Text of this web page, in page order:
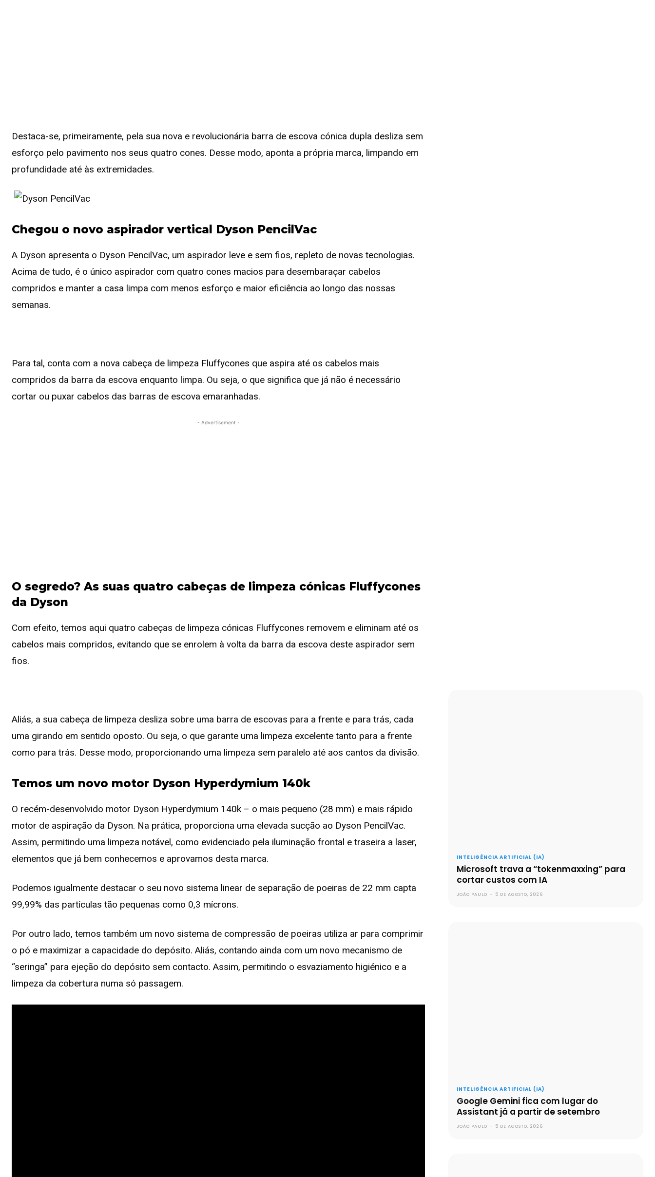
Destaca-se, primeiramente, pela sua nova e revolucionária barra de escova cónica dupla desliza sem
esforço pelo pavimento nos seus quatro cones. Desse modo, aponta a própria marca, limpando em
profundidade até às extremidades.
Chegou o novo aspirador vertical Dyson PencilVac
A Dyson apresenta o Dyson PencilVac, um aspirador leve e sem fios, repleto de novas tecnologias.
Acima de tudo, é o único aspirador com quatro cones macios para desembaraçar cabelos
compridos e manter a casa limpa com menos esforço e maior eficiência ao longo das nossas
semanas.
Para tal, conta com a nova cabeça de limpeza Fluffycones que aspira até os cabelos mais
compridos da barra da escova enquanto limpa. Ou seja, o que significa que já não é necessário
cortar ou puxar cabelos das barras de escova emaranhadas.
- Advertisement -
O segredo? As suas quatro cabeças de limpeza cónicas Fluffycones
da Dyson
Com efeito, temos aqui quatro cabeças de limpeza cónicas Fluffycones removem e eliminam até os
cabelos mais compridos, evitando que se enrolem à volta da barra da escova deste aspirador sem
fios.
Aliás, a sua cabeça de limpeza desliza sobre uma barra de escovas para a frente e para trás, cada
uma girando em sentido oposto. Ou seja, o que garante uma limpeza excelente tanto para a frente
como para trás. Desse modo, proporcionando uma limpeza sem paralelo até aos cantos da divisão.
Temos um novo motor Dyson Hyperdymium 140k
O recém-desenvolvido motor Dyson Hyperdymium 140k – o mais pequeno (28 mm) e mais rápido
motor de aspiração da Dyson. Na prática, proporciona uma elevada sucção ao Dyson PencilVac.
Assim, permitindo uma limpeza notável, como evidenciado pela iluminação frontal e traseira a laser,
elementos que já bem conhecemos e aprovamos desta marca.
Podemos igualmente destacar o seu novo sistema linear de separação de poeiras de 22 mm capta
99,99% das partículas tão pequenas como 0,3 mícrons.
Por outro lado, temos também um novo sistema de compressão de poeiras utiliza ar para comprimir
o pó e maximizar a capacidade do depósito. Aliás, contando ainda com um novo mecanismo de
“seringa” para ejeção do depósito sem contacto. Assim, permitindo o esvaziamento higiénico e a
limpeza da cobertura numa só passagem.
INTELIGÊNCIA ARTIFICIAL (IA)
Microsoft trava a “tokenmaxxing” para
cortar custos com IA
JOÃO PAULO - 5 DE AGOSTO, 2026
INTELIGÊNCIA ARTIFICIAL (IA)
Google Gemini fica com lugar do
Assistant já a partir de setembro
JOÃO PAULO - 5 DE AGOSTO, 2026